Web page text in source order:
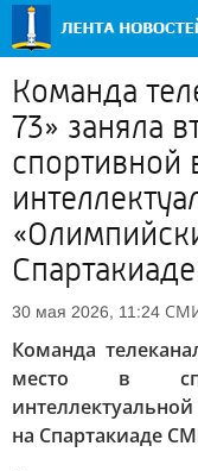
Команда
73» заняла
30 мая 2026, 11:24
Команда
место в
на Спартакиаде